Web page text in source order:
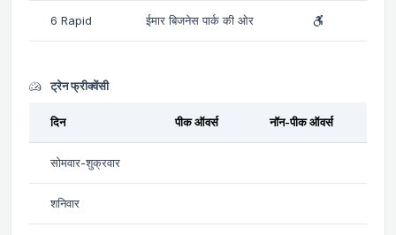
6 Rapid ईमार बिजनेस पार्क की ओर
ट्रेन फ्रीक्वेंसी
दिन पीक ऑवर्स नॉन-पीक ऑवर्स
सोमवार-शुक्रवार
शनिवार